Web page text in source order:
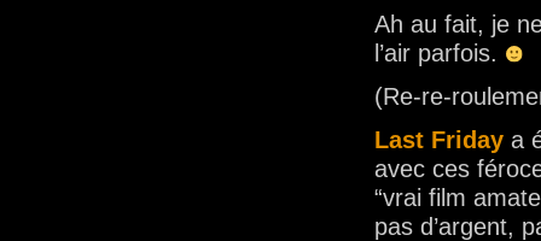
Ah au fait, je
l’air parfois.
(Re-re-
Last Friday a
avec ces
“vrai film
pas d’argent,